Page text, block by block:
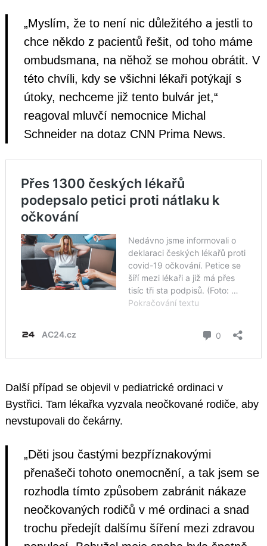
„Myslím, že to není nic důležitého a jestli to
chce někdo z pacientů řešit, od toho máme
ombudsmana, na něhož se mohou obrátit. V
této chvíli, kdy se všichni lékaři potýkají s
útoky, nechceme již tento bulvár jet,“
reagoval mluvčí nemocnice Michal
Schneider na dotaz CNN Prima News.
Další případ se objevil v pediatrické ordinaci v
Bystřici. Tam lékařka vyzvala neočkované rodiče, aby
nevstupovali do čekárny.
„Děti jsou častými bezpříznakovými
přenašeči tohoto onemocnění, a tak jsem se
rozhodla tímto způsobem zabránit nákaze
neočkovaných rodičů v mé ordinaci a snad
trochu předejít dalšímu šíření mezi zdravou